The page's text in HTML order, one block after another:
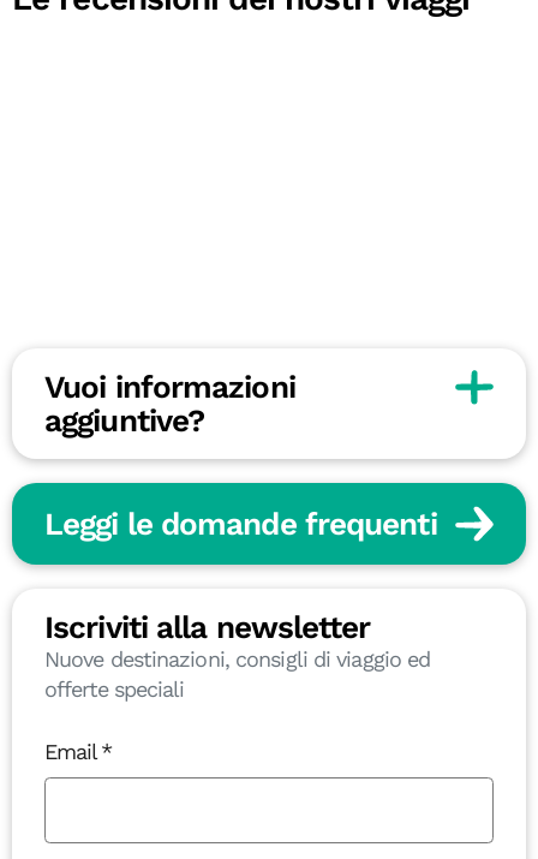
Vuoi informazioni
aggiuntive?
Leggi le domande frequenti
Iscriviti alla newsletter
Nuove destinazioni, consigli di viaggio ed
offerte speciali
Email